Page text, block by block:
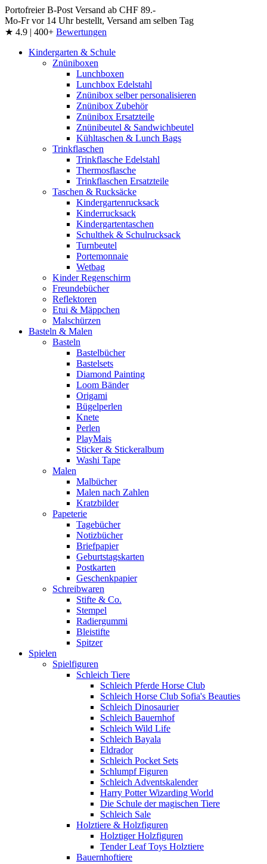
Portofreier B-Post Versand ab CHF 89.-
Mo-Fr vor 14 Uhr bestellt, Versand am selben Tag
★ 4.9 | 400+ Bewertungen
Kindergarten & Schule
Znüniboxen
Lunchboxen
Lunchbox Edelstahl
Znünibox selber personalisieren
Znünibox Zubehör
Znünibox Ersatzteile
Znünibeutel & Sandwichbeutel
Kühltaschen & Lunch Bags
Trinkflaschen
Trinkflasche Edelstahl
Thermosflasche
Trinkflaschen Ersatzteile
Taschen & Rucksäcke
Kindergartenrucksack
Kinderrucksack
Kindergartentaschen
Schulthek & Schulrucksack
Turnbeutel
Portemonnaie
Wetbag
Kinder Regenschirm
Freundebücher
Reflektoren
Etui & Mäppchen
Malschürzen
Basteln & Malen
Basteln
Bastelbücher
Bastelsets
Diamond Painting
Loom Bänder
Origami
Bügelperlen
Knete
Perlen
PlayMais
Sticker & Stickeralbum
Washi Tape
Malen
Malbücher
Malen nach Zahlen
Kratzbilder
Papeterie
Tagebücher
Notizbücher
Briefpapier
Geburtstagskarten
Postkarten
Geschenkpapier
Schreibwaren
Stifte & Co.
Stempel
Radiergummi
Bleistifte
Spitzer
Spielen
Spielfiguren
Schleich Tiere
Schleich Pferde Horse Club
Schleich Horse Club Sofia's Beauties
Schleich Dinosaurier
Schleich Bauernhof
Schleich Wild Life
Schleich Bayala
Eldrador
Schleich Pocket Sets
Schlumpf Figuren
Schleich Adventskalender
Harry Potter Wizarding World
Die Schule der magischen Tiere
Schleich Sale
Holztiere & Holzfiguren
Holztiger Holzfiguren
Tender Leaf Toys Holztiere
Bauernhoftiere